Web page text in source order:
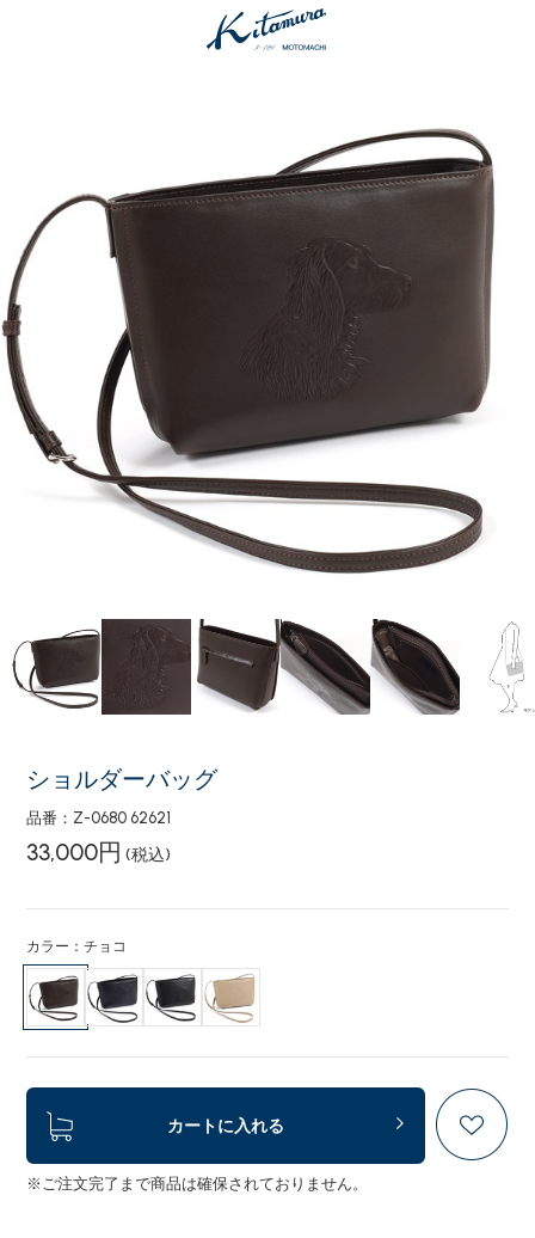
ショルダーバッグ
品番：Z-0680 62621
33,000円 (税込)
カラー：チョコ
カートに入れる
※ご注文完了まで商品は確保されておりません。